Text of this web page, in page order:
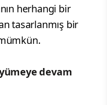
herhangi bir
tasarlanmış bir
devam